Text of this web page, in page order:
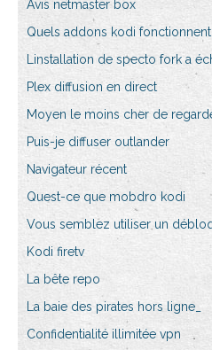
Avis netmaster box
Quels addons kodi
Linstallation de specto fork a
Plex diffusion en direct
Moyen le moins cher de
Puis-je diffuser outlander
Navigateur récent
Quest-ce que mobdro kodi
Vous semblez utiliser un
Kodi firetv
La bête repo
La baie des pirates hors ligne_
Confidentialité illimitée vpn